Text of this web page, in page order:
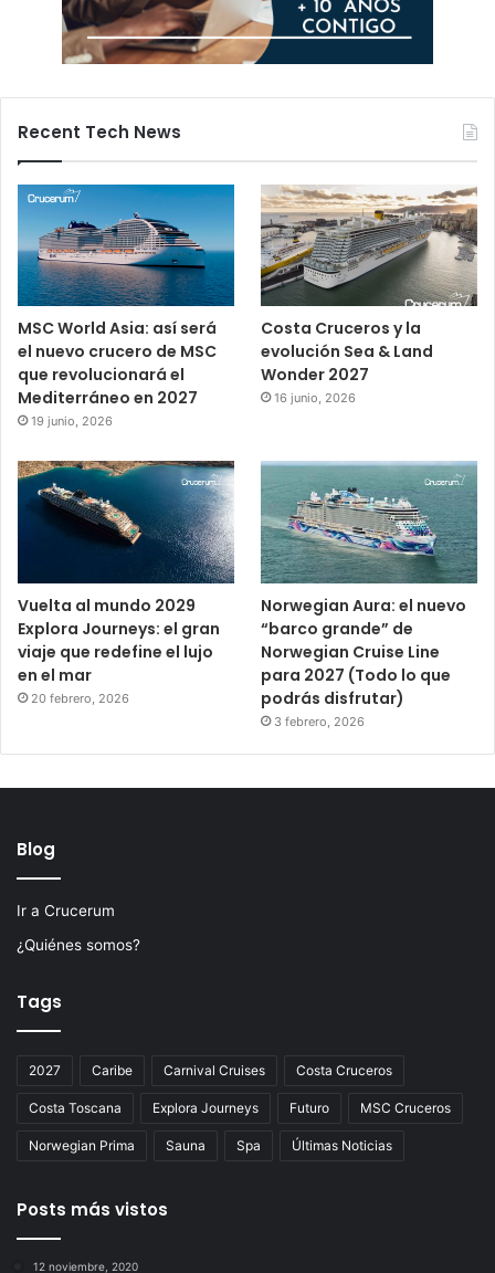
Recent Tech News
MSC World Asia: así será
el nuevo crucero de MSC
que revolucionará el
Mediterráneo en 2027
19 junio, 2026
Costa Cruceros y la
evolución Sea & Land
Wonder 2027
16 junio, 2026
Vuelta al mundo 2029
Explora Journeys: el gran
viaje que redefine el lujo
en el mar
20 febrero, 2026
Norwegian Aura: el nuevo
“barco grande” de
Norwegian Cruise Line
para 2027 (Todo lo que
podrás disfrutar)
3 febrero, 2026
Blog
Ir a Crucerum
¿Quiénes somos?
Tags
2027 Caribe Carnival Cruises Costa Cruceros
Costa Toscana Explora Journeys Futuro MSC Cruceros
Norwegian Prima Sauna Spa Últimas Noticias
Posts más vistos
12 noviembre, 2020